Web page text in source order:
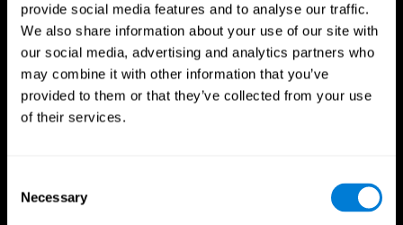
provide social media features and to analyse our traffic.
We also share information about your use of our site with
our social media, advertising and analytics partners who
may combine it with other information that you’ve
provided to them or that they’ve collected from your use
of their services.
Selection
Necessary